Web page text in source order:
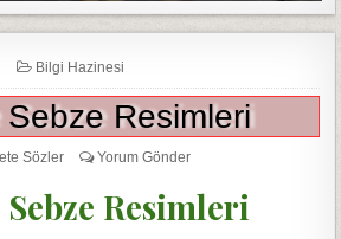
Bilgi Hazinesi
Sebze Resimleri
Sözler Yorum Gönder
Resimleri